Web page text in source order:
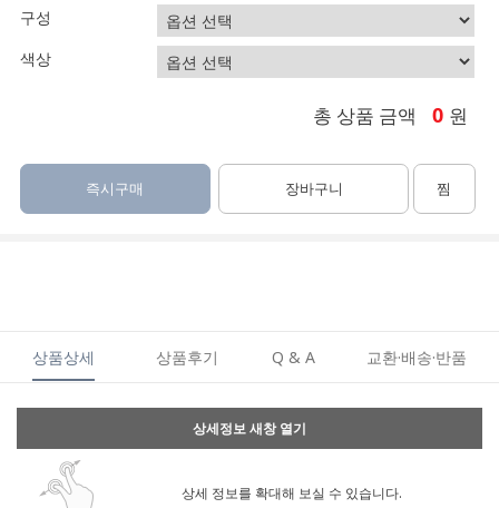
구성
색상
총 상품 금액 0 원
즉시구매 장바구니 찜
상품상세 상품후기 Q & A 교환·배송·반품
상세정보 새창 열기
상세 정보를 확대해 보실 수 있습니다.